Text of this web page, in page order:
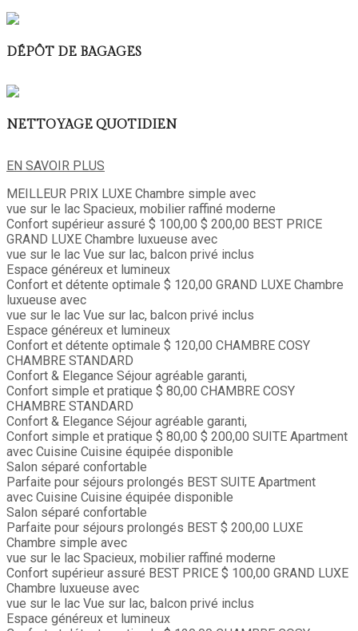
DÉPÔT DE BAGAGES
NETTOYAGE QUOTIDIEN
EN SAVOIR PLUS
MEILLEUR PRIX LUXE Chambre simple avec
vue sur le lac Spacieux, mobilier raffiné moderne
Confort supérieur assuré $ 100,00 $ 200,00 BEST PRICE
GRAND LUXE Chambre luxueuse avec
vue sur le lac Vue sur lac, balcon privé inclus
Espace généreux et lumineux
Confort et détente optimale $ 120,00 GRAND LUXE Chambre
luxueuse avec
vue sur le lac Vue sur lac, balcon privé inclus
Espace généreux et lumineux
Confort et détente optimale $ 120,00 CHAMBRE COSY
CHAMBRE STANDARD
Confort & Elegance Séjour agréable garanti,
Confort simple et pratique $ 80,00 CHAMBRE COSY
CHAMBRE STANDARD
Confort & Elegance Séjour agréable garanti,
Confort simple et pratique $ 80,00 $ 200,00 SUITE Apartment
avec Cuisine Cuisine équipée disponible
Salon séparé confortable
Parfaite pour séjours prolongés BEST SUITE Apartment
avec Cuisine Cuisine équipée disponible
Salon séparé confortable
Parfaite pour séjours prolongés BEST $ 200,00 LUXE
Chambre simple avec
vue sur le lac Spacieux, mobilier raffiné moderne
Confort supérieur assuré BEST PRICE $ 100,00 GRAND LUXE
Chambre luxueuse avec
vue sur le lac Vue sur lac, balcon privé inclus
Espace généreux et lumineux